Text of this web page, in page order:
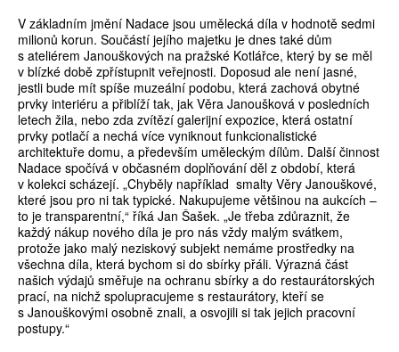
V základním jmění Nadace jsou umělecká díla v hodnotě sedmi
milionů korun. Součástí jejího majetku je dnes také dům
s ateliérem Janouškových na pražské Kotlářce, který by se měl
v blízké době zpřístupnit veřejnosti. Doposud ale není jasné,
jestli bude mít spíše muzeální podobu, která zachová obytné
prvky interiéru a přiblíží tak, jak Věra Janoušková v posledních
letech žila, nebo zda zvítězí galerijní expozice, která ostatní
prvky potlačí a nechá více vyniknout funkcionalistické
architektuře domu, a především uměleckým dílům. Další činnost
Nadace spočívá v občasném doplňování děl z období, která
v kolekci scházejí. „Chyběly například smalty Věry Janouškové,
které jsou pro ni tak typické. Nakupujeme většinou na aukcích –
to je transparentní,“ říká Jan Šašek. „Je třeba zdůraznit, že
každý nákup nového díla je pro nás vždy malým svátkem,
protože jako malý neziskový subjekt nemáme prostředky na
všechna díla, která bychom si do sbírky přáli. Výrazná část
našich výdajů směřuje na ochranu sbírky a do restaurátorských
prací, na nichž spolupracujeme s restaurátory, kteří se
s Janouškovými osobně znali, a osvojili si tak jejich pracovní
postupy.“